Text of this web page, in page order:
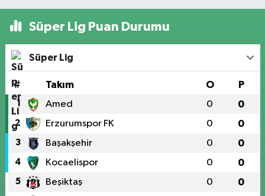
Süper Lig Puan Durumu
Süper Lig
# Takım O P
1 Amed 0 0
2 Erzurumspor FK 0 0
3 Başakşehir 0 0
4 Kocaelispor 0 0
5 Beşiktaş 0 0